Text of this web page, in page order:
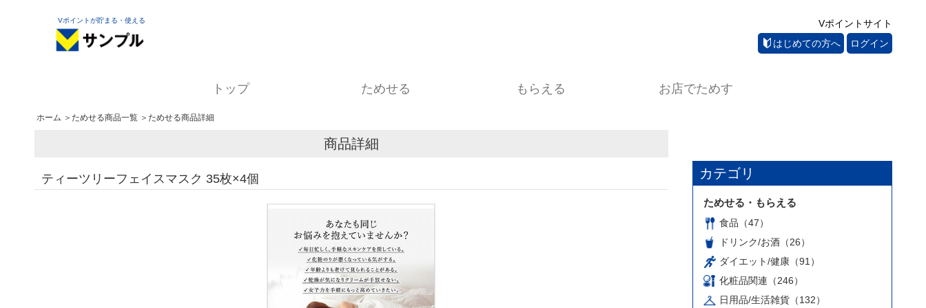
Vポイントが貯まる・使える
Vポイントサイト
はじめての方へ
ログイン
トップ ためせる もらえる お店でためす
ホーム ＞ためせる商品一覧 ＞ためせる商品詳細
商品詳細
ティーツリーフェイスマスク 35枚×4個 カテゴリ
ためせる・もらえる
食品（47）
ドリンク/お酒（26）
ダイエット/健康（91）
化粧品関連（246）
日用品/生活雑貨（132）